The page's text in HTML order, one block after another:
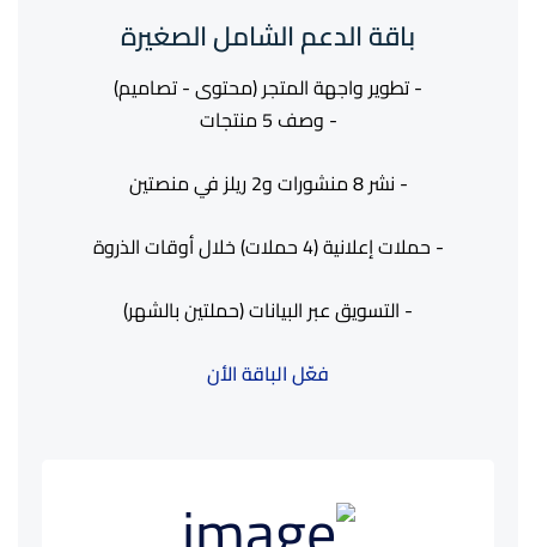
باقة الدعم الشامل الصغيرة
- تطوير واجهة المتجر (محتوى - تصاميم)
- وصف 5 منتجات
- نشر 8 منشورات و2 ريلز في منصتين
- حملات إعلانية (4 حملات) خلال أوقات الذروة
- التسويق عبر البيانات (حملتين بالشهر)
فعّل الباقة الأن